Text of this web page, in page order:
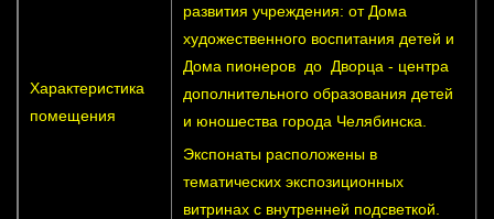
Характеристика
помещения
развития учреждения: от Дома
художественного воспитания детей и
Дома пионеров до Дворца - центра
дополнительного образования детей
и юношества города Челябинска.
Экспонаты расположены в
тематических экспозиционных
витринах с внутренней подсветкой.